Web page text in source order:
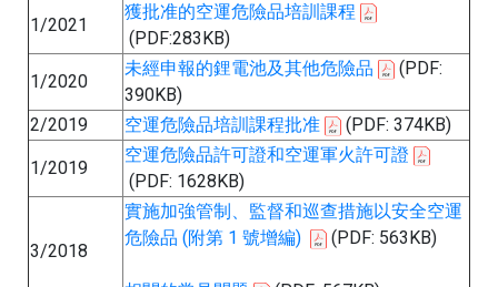
1/2021
獲批准的空運危險品培訓課程
(PDF:283KB)
1/2020
未經申報的鋰電池及其他危險品
(PDF:
390KB)
2/2019
空運危險品培訓課程批准 (PDF: 374KB)
1/2019
空運危險品許可證和空運軍火許可證
(PDF: 1628KB)
3/2018
實施加強管制、監督和巡查措施以安全空運
危險品 (附第 1 號增編)
(PDF: 563KB)